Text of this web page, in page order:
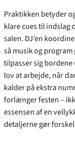
Praktikken betyder
klare cues til indslag
salen. DJ’en
så musik og
tilpasser sig
lov at arbejde, når
kalder på ekstra
forlænger festen –
essensen af en
detaljerne gør